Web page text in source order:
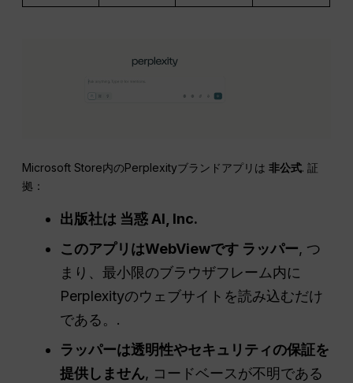
Microsoft Store内のPerplexityブランドアプリは非公式. 証
拠：
出版社は 当惑 AI, Inc.
このアプリはWebViewです ラッパー, つ
まり、最小限のブラウザフレーム内に
Perplexityのウェブサイトを読み込むだけ
である。.
ラッパーは透明性やセキュリティの保証を
提供しません, コードベースが不明である